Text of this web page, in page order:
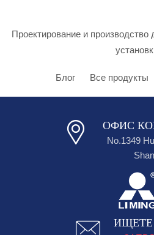
Проектирование и производство
Блог Все продукты
ОФИС
No.1349
ИЩЕТЕ